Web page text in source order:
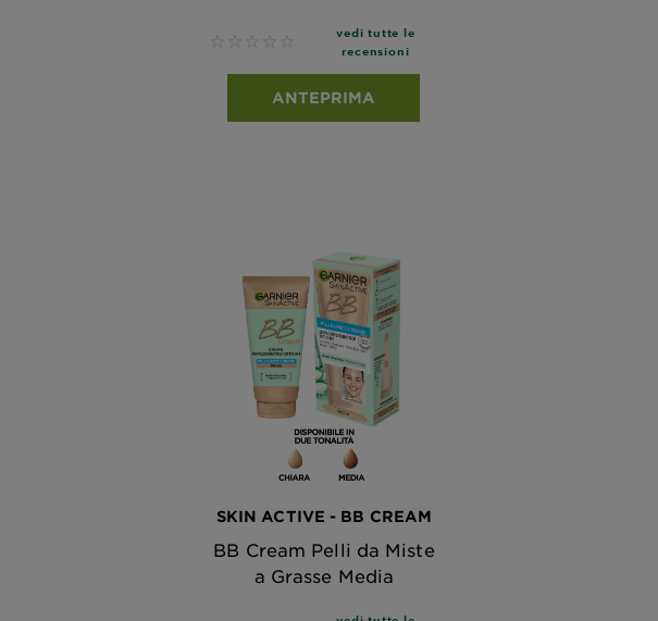
No reviews
vedi tutte le
recensioni
ANTEPRIMA
SKIN ACTIVE - BB CREAM
BB Cream Pelli da Miste
a Grasse Media